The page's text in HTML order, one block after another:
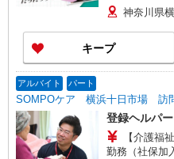
介護手当:500
時間 （18:00
当:2,000円/月
アの移動時間
格・経験等に
神奈川県
キープ
アルバイト パート
SOMPOケア 横浜十日市場 訪
登録ヘルパー
【介護福祉士】 時給1,800円
勤務（社保加入